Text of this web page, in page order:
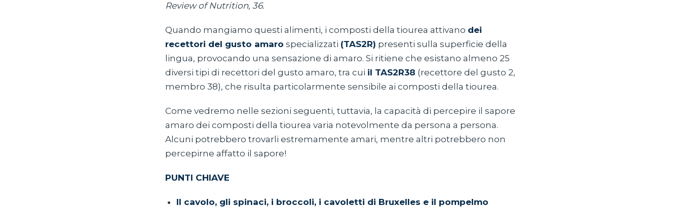
Review of Nutrition, 36.
Quando mangiamo questi alimenti, i composti della tiourea attivano dei
recettori del gusto amaro specializzati (TAS2R) presenti sulla superficie della
lingua, provocando una sensazione di amaro. Si ritiene che esistano almeno 25
diversi tipi di recettori del gusto amaro, tra cui il TAS2R38 (recettore del gusto 2,
membro 38), che risulta particolarmente sensibile ai composti della tiourea.
Come vedremo nelle sezioni seguenti, tuttavia, la capacità di percepire il sapore
amaro dei composti della tiourea varia notevolmente da persona a persona.
Alcuni potrebbero trovarli estremamente amari, mentre altri potrebbero non
percepirne affatto il sapore!
PUNTI CHIAVE
Il cavolo, gli spinaci, i broccoli, i cavoletti di Bruxelles e il pompelmo